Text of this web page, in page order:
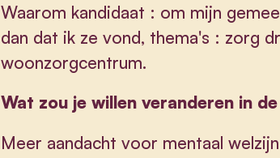
Waarom kandidaat : om mijn
dan dat ik ze vond, thema's : zorg
woonzorgcentrum.
Wat zou je willen veranderen in
Meer aandacht voor mentaal